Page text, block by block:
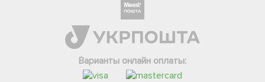
Варианты онлайн оплаты:
Інстаграм
Онлайн чат